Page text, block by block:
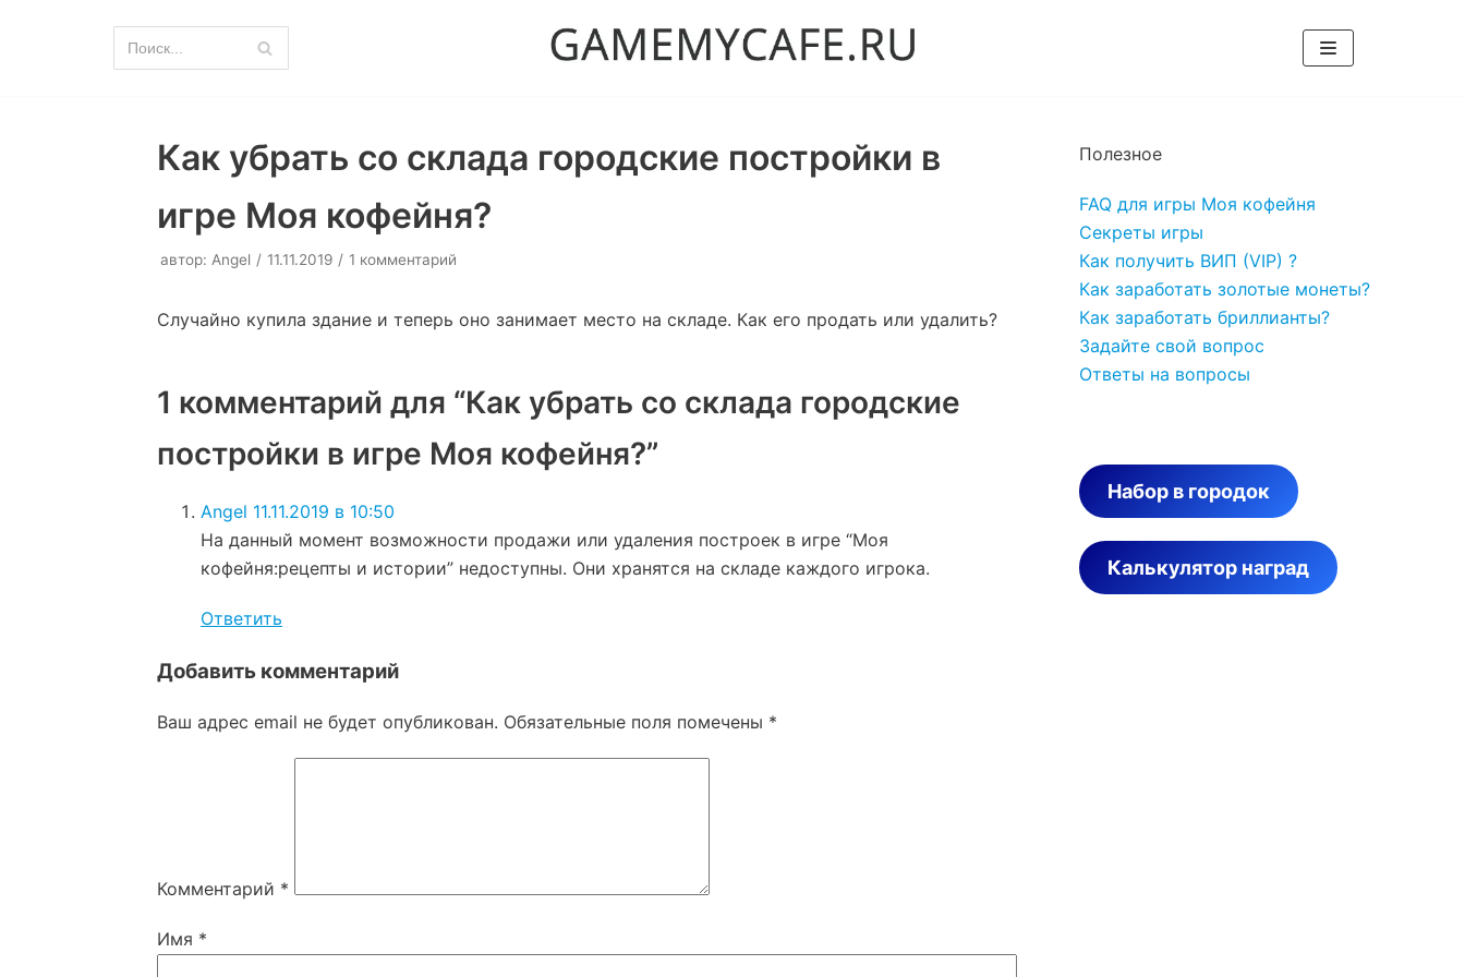
Как убрать со склада городские постройки в
игре Моя кофейня?
автор: Angel 11.11.2019 1 комментарий
Случайно купила здание и теперь оно занимает место на складе. Как его продать или удалить?
1 комментарий для “Как убрать со склада городские
постройки в игре Моя кофейня?”
Angel 11.11.2019 в 10:50
На данный момент возможности продажи или удаления построек в игре “Моя
кофейня:рецепты и истории” недоступны. Они хранятся на складе каждого игрока.
Ответить
Добавить комментарий
Ваш адрес email не будет опубликован. Обязательные поля помечены *
Комментарий *
Имя *
Полезное
FAQ для игры Моя кофейня
Секреты игры
Как получить ВИП (VIP) ?
Как заработать золотые монеты?
Как заработать бриллианты?
Задайте свой вопрос
Ответы на вопросы
Набор в городок
Калькулятор наград